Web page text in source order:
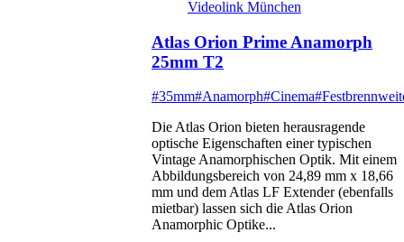
Atlas Orion Prime Anamorph
25mm T2
#35mm#Anamorph#Cinema
Die Atlas Orion bieten herausragende
optische Eigenschaften einer typischen
Vintage Anamorphischen Optik. Mit einem
Abbildungsbereich von 24,89 mm x 18,66
mm und dem Atlas LF Extender (ebenfalls
mietbar) lassen sich die Atlas Orion
Anamorphic Optike...